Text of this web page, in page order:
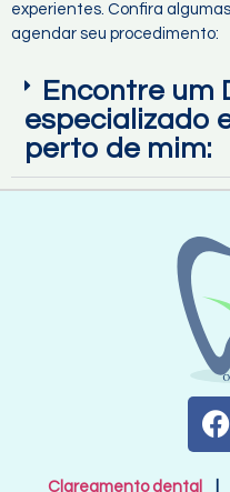
experientes. Confira
agendar seu procedimento:
Encontre um
especializado
perto de mim:
Clareamento dental